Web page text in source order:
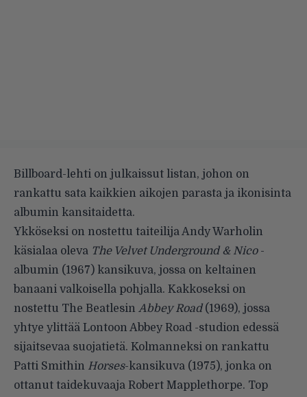
Billboard-lehti on julkaissut listan, johon on
rankattu sata kaikkien aikojen parasta ja ikonisinta
albumin kansitaidetta.
Ykköseksi on nostettu taiteilija Andy Warholin
käsialaa oleva The Velvet Underground & Nico-
albumin (1967) kansikuva, jossa on keltainen
banaani valkoisella pohjalla. Kakkoseksi on
nostettu The Beatlesin Abbey Road(1969), jossa
yhtye ylittää Lontoon Abbey Road -studion edessä
sijaitsevaa suojatietä. Kolmanneksi on rankattu
Patti Smithin Horses-kansikuva (1975), jonka on
ottanut taidekuvaaja Robert Mapplethorpe. Top